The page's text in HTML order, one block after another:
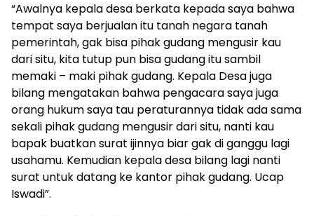
“Awalnya kepala desa berkata kepada saya bahwa
tempat saya berjualan itu tanah negara tanah
pemerintah, gak bisa pihak gudang mengusir kau
dari situ, kita tutup pun bisa gudang itu sambil
memaki – maki pihak gudang. Kepala Desa juga
bilang mengatakan bahwa pengacara saya juga
orang hukum saya tau peraturannya tidak ada sama
sekali pihak gudang mengusir dari situ, nanti kau
bapak buatkan surat ijinnya biar gak di ganggu lagi
usahamu. Kemudian kepala desa bilang lagi nanti
surat untuk datang ke kantor pihak gudang. Ucap
Iswadi”.